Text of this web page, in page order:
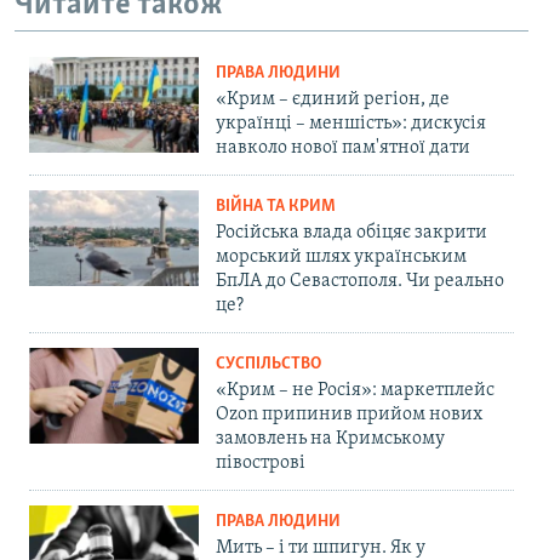
ПРАВА ЛЮДИНИ
«Крим – єдиний регіон, де
українці – меншість»: дискусія
навколо нової пам'ятної дати
ВІЙНА ТА КРИМ
Російська влада обіцяє закрити
морський шлях українським
БпЛА до Севастополя. Чи реально
це?
СУСПІЛЬСТВО
«Крим – не Росія»: маркетплейс
Ozon припинив прийом нових
замовлень на Кримському
півострові
ПРАВА ЛЮДИНИ
Мить – і ти шпигун. Як у